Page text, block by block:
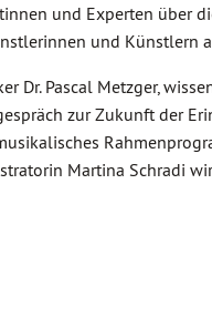
und Experten über
und Künstlern
Dr. Pascal Metzger,
zur Zukunft der
Martina Schradi